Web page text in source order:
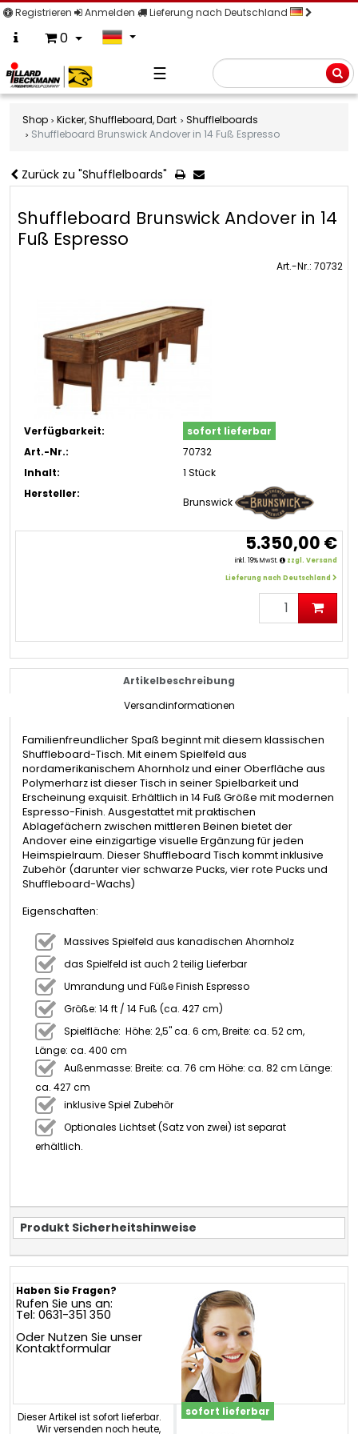
Registrieren Anmelden Lieferung nach Deutschland
0
☰
Shop Kicker, Shuffleboard, Dart
Shufflelboards
Shuffleboard Brunswick Andover in 14 Fuß Espresso
Zurück zu "Shufflelboards"
Shuffleboard Brunswick Andover in 14
Fuß Espresso
Art.-Nr.: 70732
Verfügbarkeit:
sofort lieferbar
Art.-Nr.:
70732
Inhalt:
1 Stück
Hersteller:
Brunswick
5.350,00 €
inkl. 19% MwSt.
zzgl. Versand
Lieferung nach Deutschland
Artikelbeschreibung
Versandinformationen
Familienfreundlicher Spaß beginnt mit diesem klassischen
Shuffleboard-Tisch. Mit einem Spielfeld aus
nordamerikanischem Ahornholz und einer Oberfläche aus
Polymerharz ist dieser Tisch in seiner Spielbarkeit und
Erscheinung exquisit. Erhältlich in 14 Fuß Größe mit modernen
Espresso-Finish. Ausgestattet mit praktischen
Ablagefächern zwischen mittleren Beinen bietet der
Andover eine einzigartige visuelle Ergänzung für jeden
Heimspielraum. Dieser Shuffleboard Tisch kommt inklusive
Zubehör (darunter vier schwarze Pucks, vier rote Pucks und
Shuffleboard-Wachs)
Eigenschaften:
Massives Spielfeld aus kanadischen Ahornholz
das Spielfeld ist auch 2 teilig Lieferbar
Umrandung und Füße Finish Espresso
Größe: 14 ft / 14 Fuß (ca. 427 cm)
Spielfläche: Höhe: 2,5" ca. 6 cm, Breite: ca. 52 cm,
Länge: ca. 400 cm
Außenmasse: Breite: ca. 76 cm Höhe: ca. 82 cm Länge:
ca. 427 cm
inklusive Spiel Zubehör
Optionales Lichtset (Satz von zwei) ist separat
erhältlich.
Produkt Sicherheitshinweise
Haben Sie Fragen?
Rufen Sie uns an:
Tel: 0631-351 350
Oder Nutzen Sie unser
Kontaktformular
Dieser Artikel ist sofort lieferbar.
Wir versenden noch heute,
sofort lieferbar